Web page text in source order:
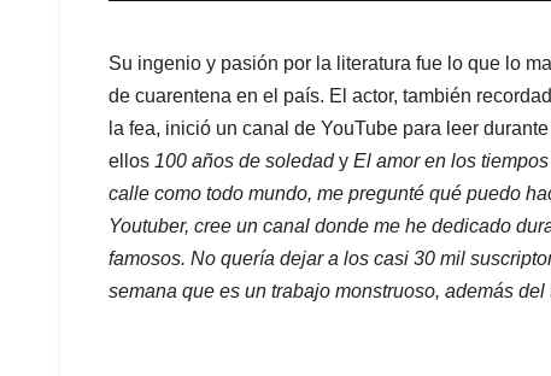
Su ingenio y pasión por la literatura fue lo que lo
de cuarentena en el país. El actor, también
la fea, inició un canal de YouTube para leer
ellos 100 años de soledady El amor en los
calle como todo mundo, me pregunté qué puedo
Youtuber, cree un canal donde me he dedicado
famosos. No quería dejar a los casi 30 mil
semana que es un trabajo monstruoso, además del